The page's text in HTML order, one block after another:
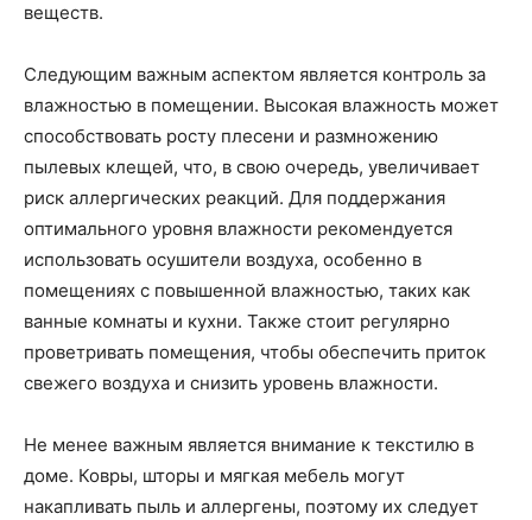
веществ.
Следующим важным аспектом является контроль за
влажностью в помещении. Высокая влажность может
способствовать росту плесени и размножению
пылевых клещей, что, в свою очередь, увеличивает
риск аллергических реакций. Для поддержания
оптимального уровня влажности рекомендуется
использовать осушители воздуха, особенно в
помещениях с повышенной влажностью, таких как
ванные комнаты и кухни. Также стоит регулярно
проветривать помещения, чтобы обеспечить приток
свежего воздуха и снизить уровень влажности.
Не менее важным является внимание к текстилю в
доме. Ковры, шторы и мягкая мебель могут
накапливать пыль и аллергены, поэтому их следует